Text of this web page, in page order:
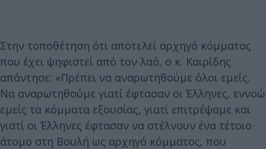
Στην τοποθέτηση ότι αποτελεί αρχηγό κόμματος
που έχει ψηφιστεί από τον λαό, ο κ. Καιρίδης
απάντησε: «Πρέπει να αναρωτηθούμε όλοι εμείς.
Να αναρωτηθούμε γιατί έφτασαν οι Έλληνες, εννοώ
εμείς τα κόμματα εξουσίας, γιατί επιτρέψαμε και
γιατί οι Έλληνες έφτασαν να στέλνουν ένα τέτοιο
άτομο στη Βουλή ως αρχηγό κόμματος, που